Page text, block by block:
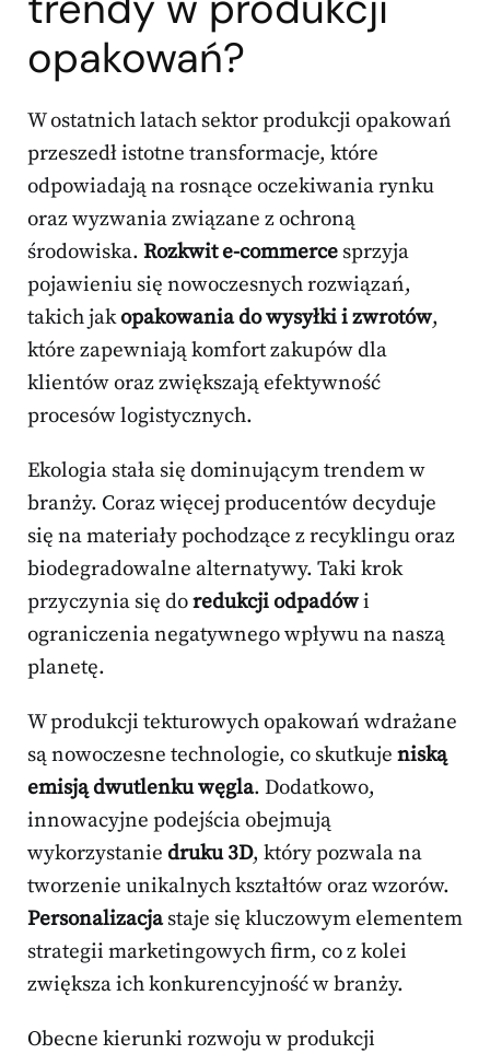
opakowań?
W ostatnich latach sektor produkcji opakowań
przeszedł istotne transformacje, które
odpowiadają na rosnące oczekiwania rynku
oraz wyzwania związane z ochroną
środowiska. Rozkwit e-commerce sprzyja
pojawieniu się nowoczesnych rozwiązań,
takich jakopakowania do wysyłki i zwrotów,
które zapewniają komfort zakupów dla
klientów oraz zwiększają efektywność
procesów logistycznych.
Ekologia stała się dominującym trendem w
branży. Coraz więcej producentów decyduje
się na materiały pochodzące z recyklingu oraz
biodegradowalne alternatywy. Taki krok
przyczynia się doredukcji odpadówi
ograniczenia negatywnego wpływu na naszą
planetę.
W produkcji tekturowych opakowań wdrażane
są nowoczesne technologie, co skutkuje niską
emisją dwutlenku węgla. Dodatkowo,
innowacyjne podejścia obejmują
wykorzystanie druku 3D, który pozwala na
tworzenie unikalnych kształtów oraz wzorów.
Personalizacjastaje się kluczowym elementem
strategii marketingowych firm, co z kolei
zwiększa ich konkurencyjność w branży.
Obecne kierunki rozwoju w produkcji